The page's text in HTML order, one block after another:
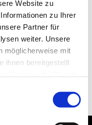
Website zu
zu Ihrer
Partner für
weiter. Unsere
möglicherweise mit
ihnen bereitgestellt